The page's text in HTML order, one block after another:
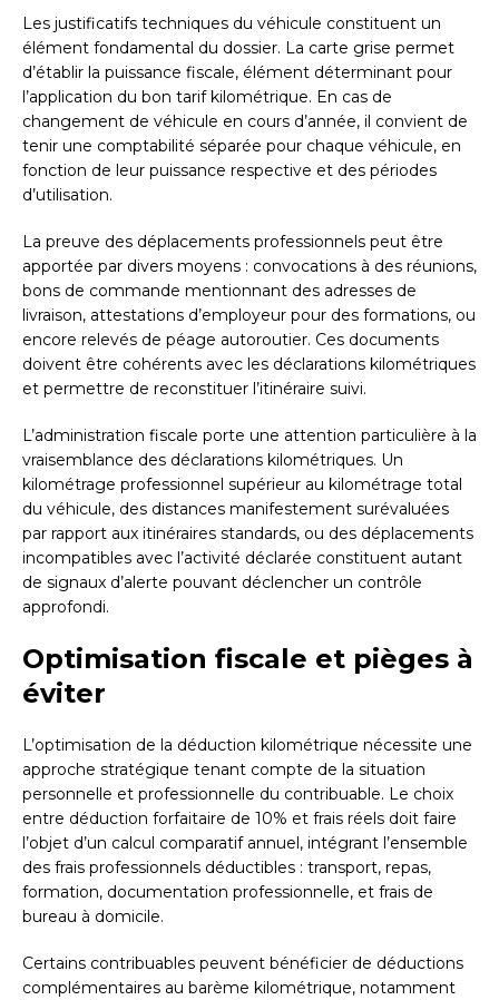
Les justificatifs techniques du véhicule constituent un
élément fondamental du dossier. La carte grise permet
d’établir la puissance fiscale, élément déterminant pour
l’application du bon tarif kilométrique. En cas de
changement de véhicule en cours d’année, il convient de
tenir une comptabilité séparée pour chaque véhicule, en
fonction de leur puissance respective et des périodes
d’utilisation.
La preuve des déplacements professionnels peut être
apportée par divers moyens : convocations à des réunions,
bons de commande mentionnant des adresses de
livraison, attestations d’employeur pour des formations, ou
encore relevés de péage autoroutier. Ces documents
doivent être cohérents avec les déclarations kilométriques
et permettre de reconstituer l’itinéraire suivi.
L’administration fiscale porte une attention particulière à la
vraisemblance des déclarations kilométriques. Un
kilométrage professionnel supérieur au kilométrage total
du véhicule, des distances manifestement surévaluées
par rapport aux itinéraires standards, ou des déplacements
incompatibles avec l’activité déclarée constituent autant
de signaux d’alerte pouvant déclencher un contrôle
approfondi.
Optimisation fiscale et pièges à
éviter
L’optimisation de la déduction kilométrique nécessite une
approche stratégique tenant compte de la situation
personnelle et professionnelle du contribuable. Le choix
entre déduction forfaitaire de 10% et frais réels doit faire
l’objet d’un calcul comparatif annuel, intégrant l’ensemble
des frais professionnels déductibles : transport, repas,
formation, documentation professionnelle, et frais de
bureau à domicile.
Certains contribuables peuvent bénéficier de déductions
complémentaires au barème kilométrique, notamment